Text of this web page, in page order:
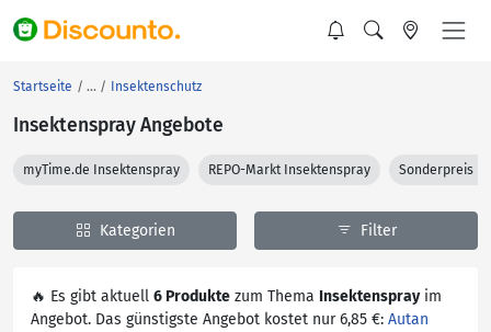
Startseite Insektenschutz
Insektenspray Angebote
myTime.de Insektenspray REPO-Markt Insektenspray Sonderpreis
Kategorien Filter
🔥 Es gibt aktuell 6 Produkte zum Thema Insektensprayim
Angebot. Das günstigste Angebot kostet nur 6,85 €: Autan